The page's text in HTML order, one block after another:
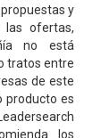
y
las ofertas,
no está
tratos entre
de este
producto es
los